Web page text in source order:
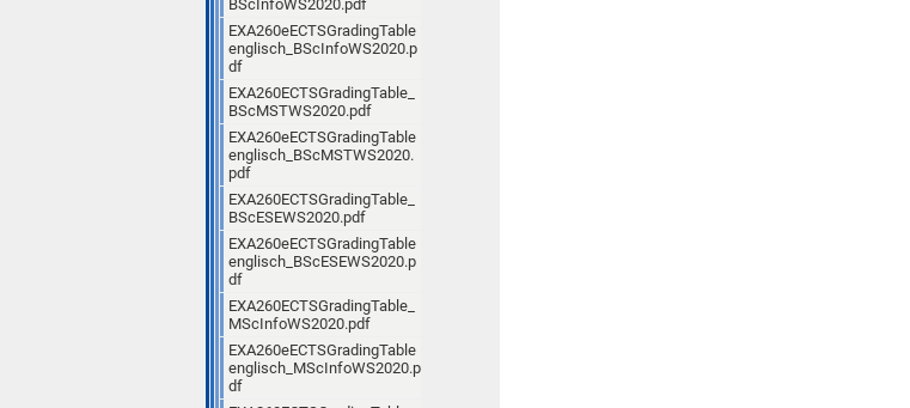
BScInfoWS2020.pdf
EXA260eECTSGradingTable
englisch_BScInfoWS2020.p
df
EXA260ECTSGradingTable_
BScMSTWS2020.pdf
EXA260eECTSGradingTable
englisch_BScMSTWS2020.
pdf
EXA260ECTSGradingTable_
BScESEWS2020.pdf
EXA260eECTSGradingTable
englisch_BScESEWS2020.p
df
EXA260ECTSGradingTable_
MScInfoWS2020.pdf
EXA260eECTSGradingTable
englisch_MScInfoWS2020.p
df